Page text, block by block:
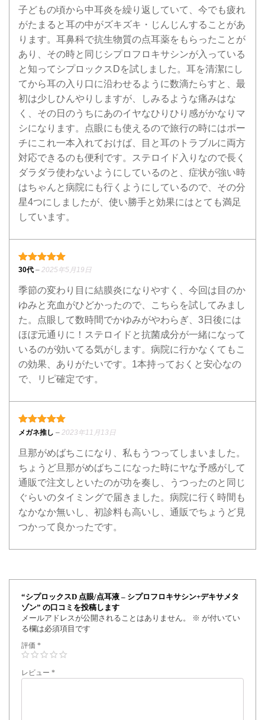
子どもの頃から中耳炎を繰り返していて、今でも疲れ
がたまると耳の中がズキズキ・じんじんすることがあ
ります。耳鼻科で抗生物質の点耳薬をもらったことが
あり、その時と同じシプロフロキサシンが入っている
と知ってシプロックスDを試しました。耳を清潔にし
てから耳の入り口に沿わせるように数滴たらすと、最
初は少しひんやりしますが、しみるような痛みはな
く、その日のうちにあのイヤなひりひり感がかなりマ
シになります。点眼にも使えるので旅行の時にはポー
チにこれ一本入れておけば、目と耳のトラブルに両方
対応できるのも便利です。ステロイド入りなので長く
ダラダラ使わないようにしているのと、症状が強い時
はちゃんと病院にも行くようにしているので、その分
星4つにしましたが、使い勝手と効果にはとても満足
しています。
5段階中5の評価
30代 – 2025年5月19日
季節の変わり目に結膜炎になりやすく、今回は目のか
ゆみと充血がひどかったので、こちらを試してみまし
た。点眼して数時間でかゆみがやわらぎ、3日後には
ほぼ元通りに！ステロイドと抗菌成分が一緒になって
いるのが効いてる気がします。病院に行かなくてもこ
の効果、ありがたいです。1本持っておくと安心なの
で、リピ確定です。
5段階中 5 の評価
メガネ推し – 2023年11月13日
旦那がめばちこになり、私もうつってしまいました。
ちょうど旦那がめばちこになった時にヤな予感がして
通販で注文しといたのが功を奏し、うつったのと同じ
ぐらいのタイミングで届きました。病院に行く時間も
なかなか無いし、初診料も高いし、通販でちょうど見
つかって良かったです。
“シプロックスD 点眼/点耳液 – シプロフロキサシン+デキサメタ
ゾン” の口コミを投稿します
メールアドレスが公開されることはありません。
※ が付いてい
る欄は必須項目です
評価 *
レビュー *